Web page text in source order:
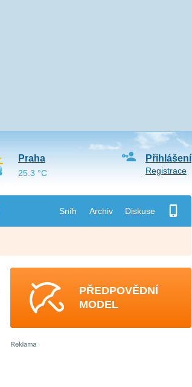
Sníh Archiv Diskuse
Přihlášení
Registrace
Praha
25.3 °C
PŘEDPOVĚDNÍ
MODEL